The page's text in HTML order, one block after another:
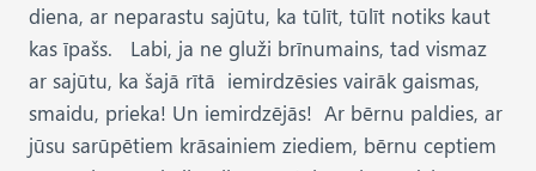
diena, ar neparastu sajūtu, ka tūlīt, tūlīt notiks kaut
kas īpašs. Labi, ja ne gluži brīnumains, tad vismaz
ar sajūtu, ka šajā rītā iemirdzēsies vairāk gaismas,
smaidu, prieka! Un iemirdzējās! Ar bērnu paldies, ar
jūsu sarūpētiem krāsainiem ziediem, bērnu ceptiem